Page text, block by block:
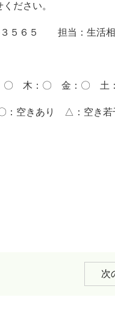
ださい。
-３５６５ 担当：生活
〇 木：〇 金：〇 土
：空きあり △：空き
次